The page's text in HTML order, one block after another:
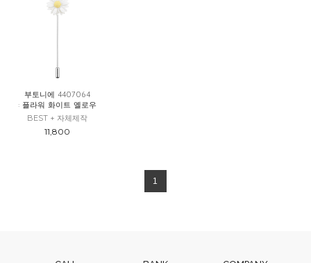
부토니에 4407064
: 플라워 화이트 옐로우
BEST + 자체제작
11,800
1